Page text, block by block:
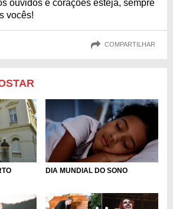
ouvidos e corações esteja, sempre
vocês!
COMPARTILHAR
DIA MUNDIAL DO SONO